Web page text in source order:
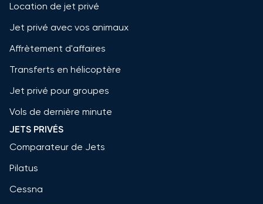
Location de jet privé
Jet privé avec vos animaux
Affrètement d'affaires
Transferts en hélicoptère
Jet privé pour groupes
Vols de dernière minute
JETS PRIVÉS
Comparateur de Jets
Pilatus
Cessna